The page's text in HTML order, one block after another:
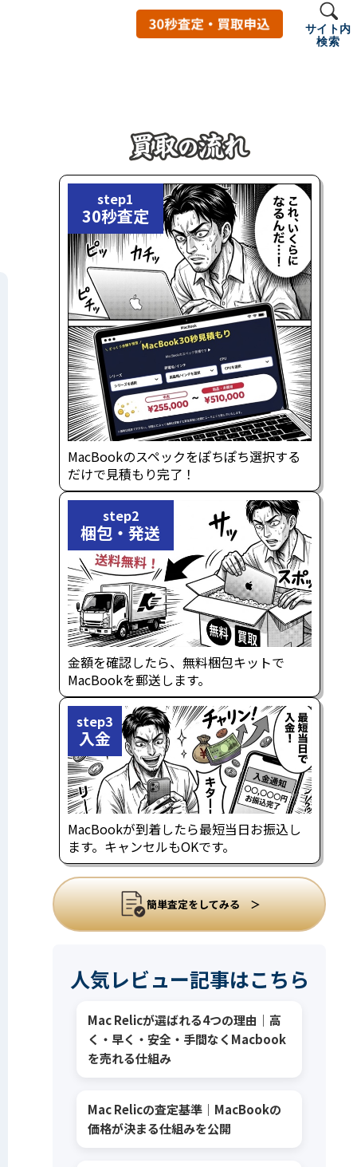
サイト内
検索
step1
30秒査定
MacBookのスペックをぽちぽち選択する
だけで見積もり完了！
step2
梱包・発送
金額を確認したら、無料梱包キットで
MacBookを郵送します。
step3
入金
MacBookが到着したら最短当日お振込し
ます。キャンセルもOKです。
簡単査定をしてみる ＞
人気レビュー記事はこちら
Mac Relicが選ばれる4つの理由｜高
く・早く・安全・手間なくMacbook
を売れる仕組み
Mac Relicの査定基準｜MacBookの
価格が決まる仕組みを公開